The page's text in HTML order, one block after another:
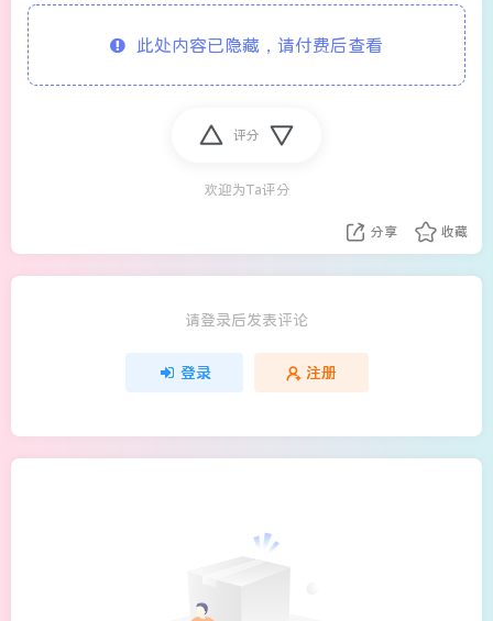
此处内容已隐藏，请付费后查看
评分
欢迎为Ta评分
分享 收藏
请登录后发表评论
登录 注册